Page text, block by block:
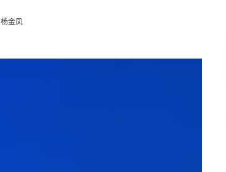
杨金凤